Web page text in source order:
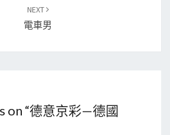
NEXT
電車男
on “德意京彩—德國